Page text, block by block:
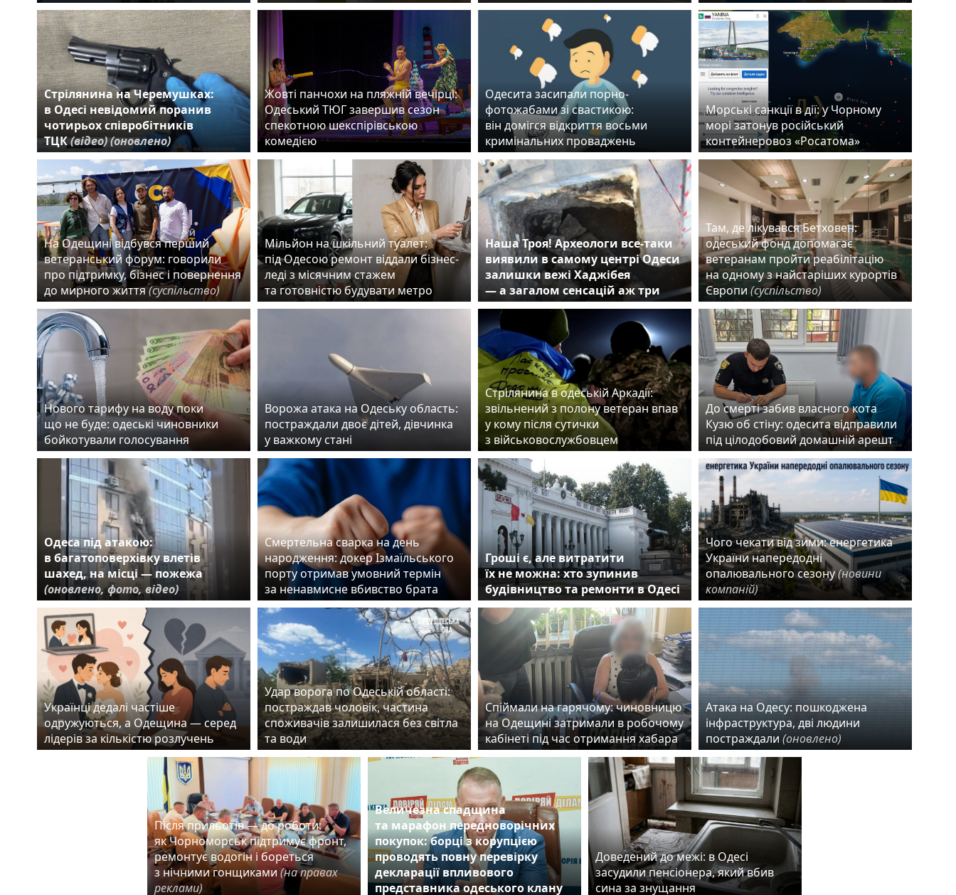
Стрілянина на Черемушках:
в Одесі невідомий поранив
чотирьох співробітників
ТЦК(відео)(оновлено)
Жовті панчохи на пляжній вечірці:
Одеський ТЮГ завершив сезон
спекотною шекспірівською
комедією
Одесита засипали порно-
фотожабами зі свастикою:
він домігся відкриття восьми
кримінальних проваджень
Морські санкції в дії: у Чорному
морі затонув російський
контейнеровоз «Росатома»
На Одещині відбувся перший
ветеранський форум: говорили
про підтримку, бізнес і повернення
до мирного життя(суспільство)
Мільйон на шкільний туалет:
під Одесою ремонт віддали бізнес-
леді з місячним стажем
та готовністю будувати метро
Наша Троя! Археологи все-таки
виявили в самому центрі Одеси
залишки вежі Хаджібея
— а загалом сенсацій аж три
Там, де лікувався Бетховен:
одеський фонд допомагає
ветеранам пройти реабілітацію
на одному з найстаріших курортів
Європи (суспільство)
Нового тарифу на воду поки
що не буде: одеські чиновники
бойкотували голосування
Ворожа атака на Одеську область:
постраждали двоє дітей, дівчинка
у важкому стані
Стрілянина в одеській Аркадії:
звільнений з полону ветеран впав
у кому після сутички
з військовослужбовцем
До смерті забив власного кота
Кузю об стіну: одесита відправили
під цілодобовий домашній арешт
Одеса під атакою:
в багатоповерхівку влетів
шахед, на місці — пожежа
(оновлено, фото, відео)
Смертельна сварка на день
народження: докер Ізмаїльського
порту отримав умовний термін
за ненавмисне вбивство брата
Гроші є, але витратити
їх не можна: хто зупинив
будівництво та ремонти в Одесі
Чого чекати від зими: енергетика
України напередодні
опалювального сезону(новини
компаній)
Українці дедалі частіше
одружуються, а Одещина — серед
лідерів за кількістю розлучень
Удар ворога по Одеській області:
постраждав чоловік, частина
споживачів залишилася без світла
та води
Спіймали на гарячому: чиновницю
на Одещині затримали в робочому
кабінеті під час отримання хабара
Атака на Одесу: пошкоджена
інфраструктура, дві людини
постраждали (оновлено)
Після прильотів — до роботи:
як Чорноморськ підтримує фронт,
ремонтує водогін і бореться
з нічними гонщиками (на правах
реклами)
Величезна спадщина
та марафон передноворічних
покупок: борці з корупцією
проводять повну перевірку
декларації впливового
представника одеського клану
Доведений до межі: в Одесі
засудили пенсіонера, який вбив
сина за знущання